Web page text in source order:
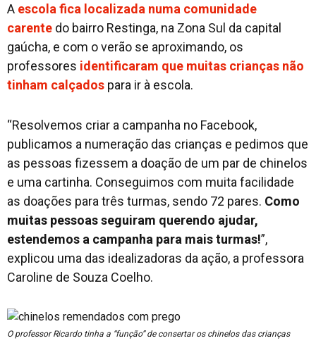
A escola fica localizada numa comunidade
carente do bairro Restinga, na Zona Sul da capital
gaúcha, e com o verão se aproximando, os
professores identificaram que muitas crianças não
tinham calçados para ir à escola.
“Resolvemos criar a campanha no Facebook,
publicamos a numeração das crianças e pedimos que
as pessoas fizessem a doação de um par de chinelos
e uma cartinha. Conseguimos com muita facilidade
as doações para três turmas, sendo 72 pares. Como
muitas pessoas seguiram querendo ajudar,
estendemos a campanha para mais turmas!”,
explicou uma das idealizadoras da ação, a professora
Caroline de Souza Coelho.
O professor Ricardo tinha a “função” de consertar os chinelos das crianças